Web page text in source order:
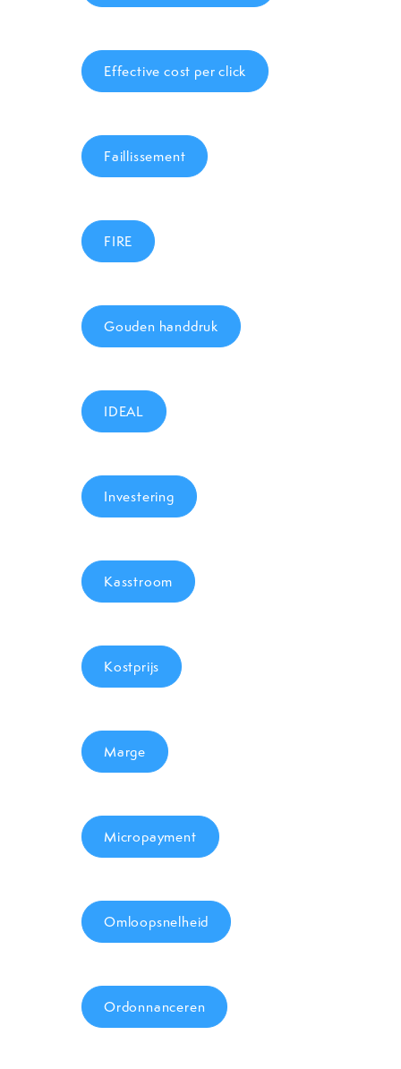
Effective cost per click
Faillissement
FIRE
Gouden handdruk
IDEAL
Investering
Kasstroom
Kostprijs
Marge
Micropayment
Omloopsnelheid
Ordonnanceren